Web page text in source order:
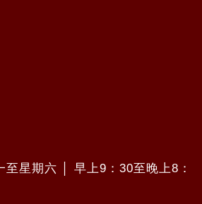
星期六 │ 早上9：30至晚上8：